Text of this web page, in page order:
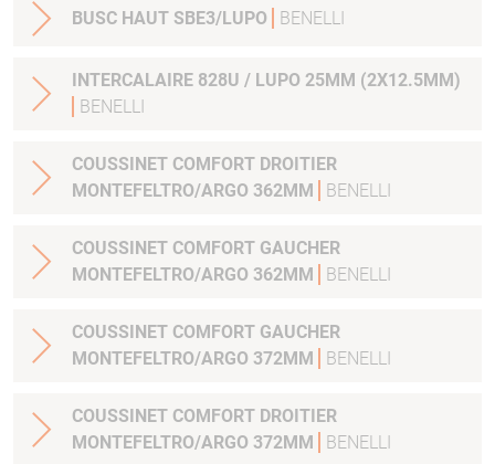
BUSC HAUT SBE3/LUPO BENELLI
INTERCALAIRE 828U / LUPO 25MM (2X12.5MM)
BENELLI
COUSSINET COMFORT DROITIER
MONTEFELTRO/ARGO 362MM
BENELLI
COUSSINET COMFORT GAUCHER
MONTEFELTRO/ARGO 362MM
BENELLI
COUSSINET COMFORT GAUCHER
MONTEFELTRO/ARGO 372MM
BENELLI
COUSSINET COMFORT DROITIER
MONTEFELTRO/ARGO 372MM
BENELLI